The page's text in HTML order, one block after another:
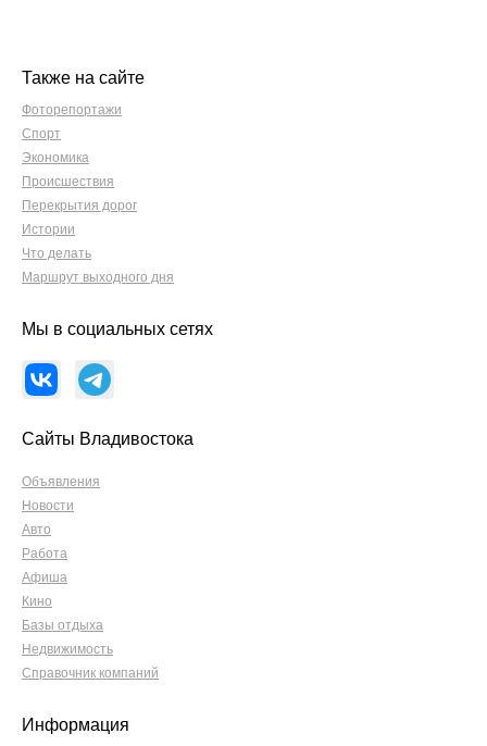
Также на сайте
Фоторепортажи
Спорт
Экономика
Происшествия
Перекрытия дорог
Истории
Что делать
Маршрут выходного дня
Мы в социальных сетях
Сайты Владивостока
Объявления
Новости
Авто
Работа
Афиша
Кино
Базы отдыха
Недвижимость
Справочник компаний
Информация